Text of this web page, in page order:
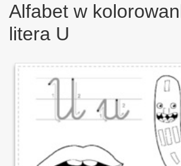
Alfabet w
litera U